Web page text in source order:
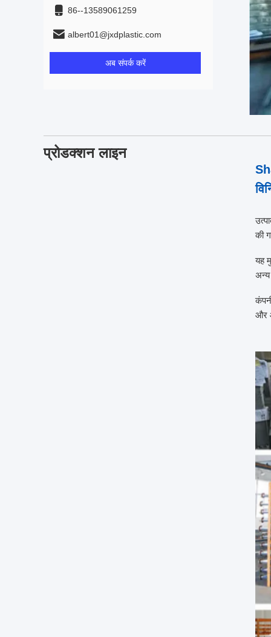
86--13589061259
albert01@jxdplastic.com
अब संपर्क करें
प्रोडक्शन लाइन
की
यह
अन्य
और